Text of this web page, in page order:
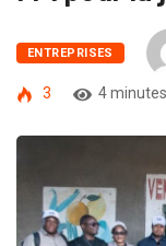
ENTREPRISES
3 4